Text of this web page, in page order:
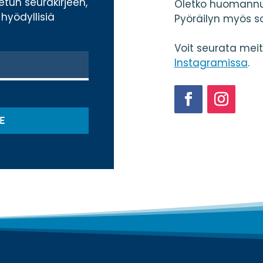
Oletko
Pyöräilyn myös
Voit seurata
Instagramissa.